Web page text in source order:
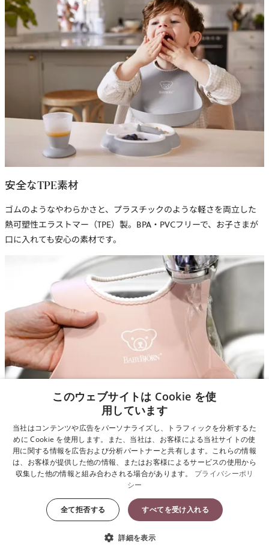
安全なTPE素材
ゴムのようなやわらかさと、プラスチックのような軽さを両立した
熱可塑性エラストマー（TPE）製。BPA・PVCフリーで、お子さまが
口に入れても安心の素材です。
お手入れも簡単!
ベビービョルンのソフトスタイは、使い終われば水で洗い流すだけ。
自動食器洗浄機もOK。頻繁に遣うものなので、すぐ 洗ってすぐ使
う。イージーケアを実現しています。
このウェブサイトは Cookie を使
用しています
当社はコンテンツや広告をパーソナライズし、トラフィックを分析するた
めに Cookie を使用します。また、当社は、お客様による当社サイトの使
用に関する情報を広告および分析パートナーと共有します。これらの情報
は、お客様が提供した他の情報、またはお客様によるサービスの使用から
収集した他の情報と組み合わされる場合があります。
プライバシーポリ
シー
すべてを受け入れる
全て拒否する
詳細を表示